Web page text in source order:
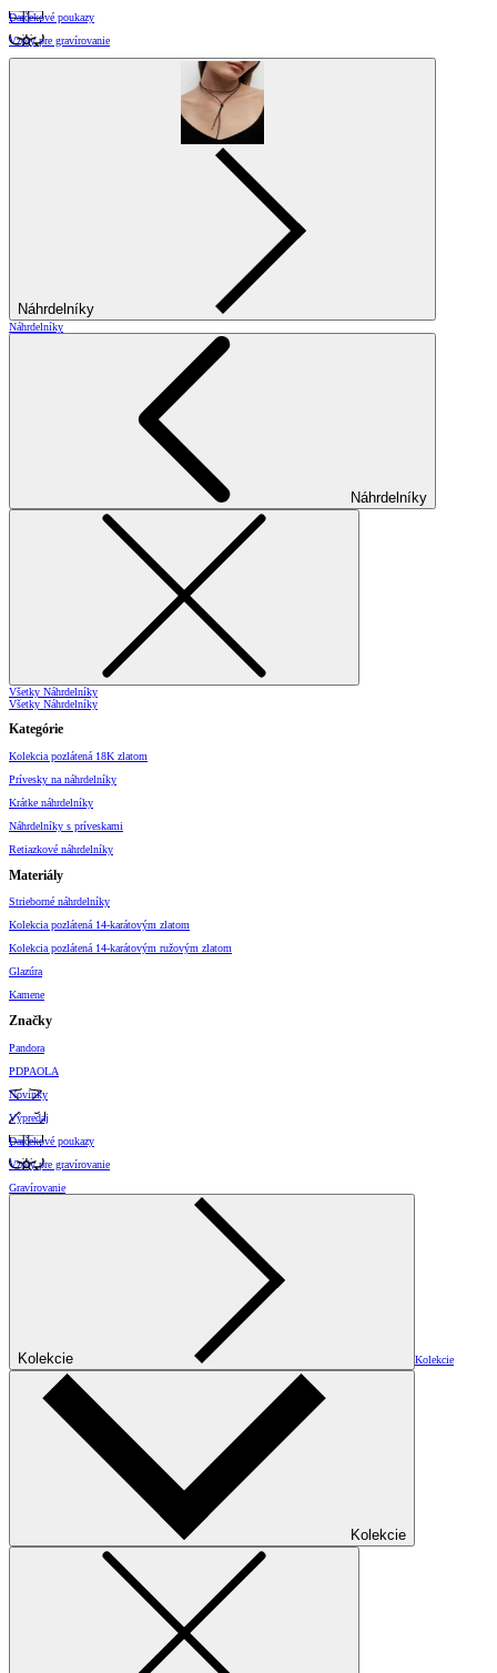
Darčekové poukazy
Vzory pre gravírovanie
Náhrdelníky
Náhrdelníky
Náhrdelníky
Všetky Náhrdelníky
Všetky Náhrdelníky
Kategórie
Kolekcia pozlátená 18K zlatom
Prívesky na náhrdelníky
Krátke náhrdelníky
Náhrdelníky s príveskami
Retiazkové náhrdelníky
Materiály
Strieborné náhrdelníky
Kolekcia pozlátená 14-karátovým zlatom
Kolekcia pozlátená 14-karátovým ružovým zlatom
Glazúra
Kamene
Značky
Pandora
PDPAOLA
Novinky
Výpredaj
Darčekové poukazy
Vzory pre gravírovanie
Gravírovanie
Kolekcie Kolekcie
Kolekcie